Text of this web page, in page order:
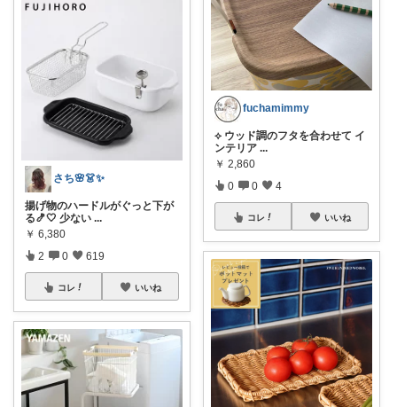
さち🌸👗✨
揚げ物のハードルがぐっと下が
る🍤🤍 少ない ...
￥ 6,380
2 0 619
コレ いいね
fuchamimmy
⟡ ウッド調のフタを合わせて イ
ンテリア ...
￥ 2,860
0 0 4
コレ いいね